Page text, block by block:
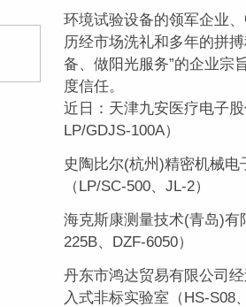
环境试验设备的领军企业
历经市场洗礼和多年的拼
备、做阳光服务”的企业宗
度信任。
近日：天津九安医疗电子
LP/GDJS-100A）
史陶比尔(杭州)精密机械
（LP/SC-500、JL-2）
海克斯康测量技术(青岛)有
225B、DZF-6050）
丹东市鸿达贸易有限公司
入式非标实验室（HS-S08